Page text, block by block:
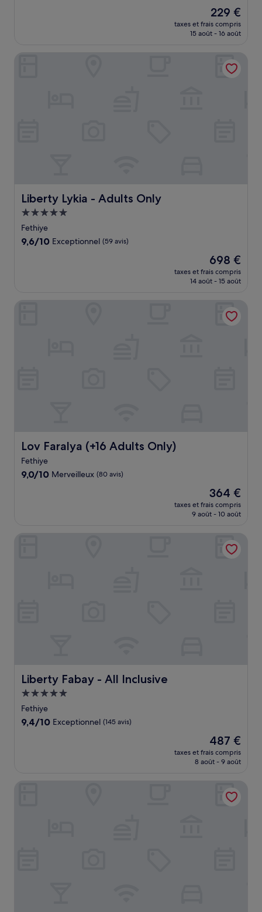
Le
nouveau
prix
de
229 €
229 €
taxes et frais compris
15 août - 16 août
Liberty Lykia - Adults Only
Liberty Lykia - Adults Only
Hébergement
5.0 étoiles
Fethiye
9.6
9,6/10 Exceptionnel (59 avis)
Le
nouveau
prix
de
698 €
698 €
taxes et frais compris
14 août - 15 août
Lov Faralya (+16 Adults Only)
Lov Faralya (+16 Adults Only)
Fethiye
9.0
9,0/10 Merveilleux (80 avis)
Le
nouveau
prix
de
364 €
364 €
taxes et frais compris
9 août - 10 août
Liberty Fabay - All Inclusive
Liberty Fabay - All Inclusive
Hébergement
5.0 étoiles
Fethiye
9.4
9,4/10 Exceptionnel (145 avis)
Le
nouveau
prix
de
487 €
487 €
taxes et frais compris
8 août - 9 août